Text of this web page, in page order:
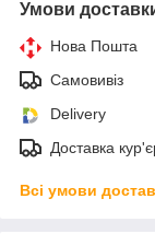
Умови
Нова Пошта
Самовивіз
Delivery
Доставка
Всі умови